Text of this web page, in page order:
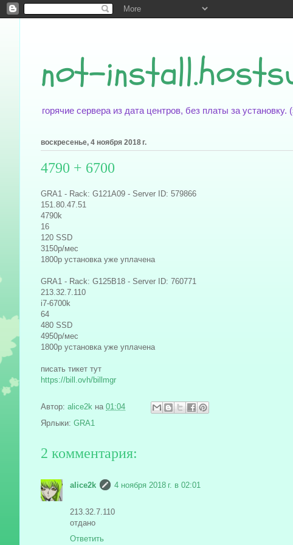
not-
горячие сервера из дата центров, без платы за
воскресенье, 4 ноября 2018 г.
4790 + 6700
GRA1 - Rack: G121A09 - Server ID: 579866
151.80.47.51
4790k
16
120 SSD
3150р/мес
1800р установка уже уплачена
GRA1 - Rack: G125B18 - Server ID: 760771
213.32.7.110
i7-6700k
64
480 SSD
4950р/мес
1800р установка уже уплачена
писать тикет тут
https://bill.ovh/billmgr
Автор: alice2k на 01:04
Ярлыки: GRA1
2 комментария:
alice2k 4 ноября 2018 г. в 02:01
213.32.7.110
отдано
Ответить